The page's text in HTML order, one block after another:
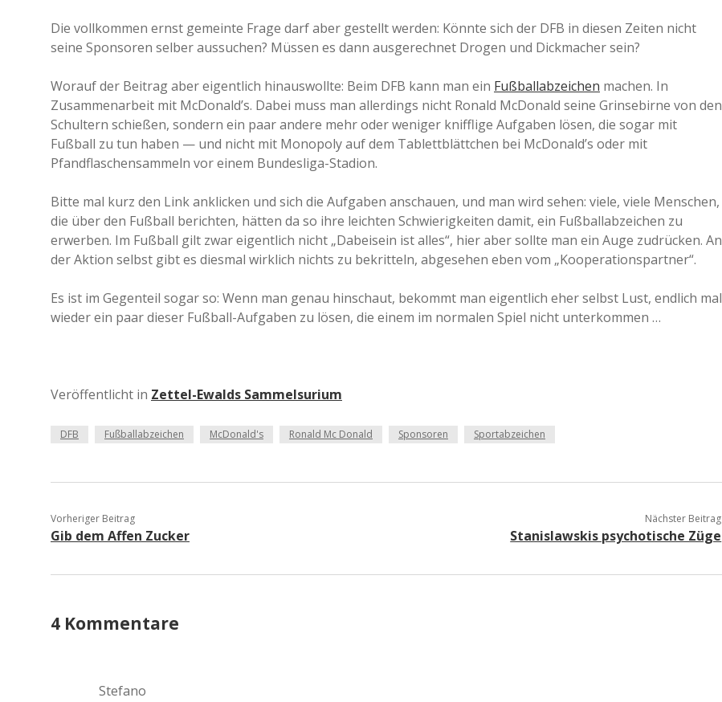
a
a
d
e
Die vollkommen ernst gemeinte Frage darf aber gestellt werden: Könnte sich der DFB in diesen Zeiten nicht
seine Sponsoren selber aussuchen? Müssen es dann ausgerechnet Drogen und Dickmacher sein?
Worauf der Beitrag aber eigentlich hinauswollte: Beim DFB kann man ein Fußballabzeichen machen. In
Zusammenarbeit mit McDonald’s. Dabei muss man allerdings nicht Ronald McDonald seine Grinsebirne von den
Schultern schießen, sondern ein paar andere mehr oder weniger knifflige Aufgaben lösen, die sogar mit
Fußball zu tun haben — und nicht mit Monopoly auf dem Tablettblättchen bei McDonald’s oder mit
Pfandflaschensammeln vor einem Bundesliga-Stadion.
Bitte mal kurz den Link anklicken und sich die Aufgaben anschauen, und man wird sehen: viele, viele Menschen,
die über den Fußball berichten, hätten da so ihre leichten Schwierigkeiten damit, ein Fußballabzeichen zu
erwerben. Im Fußball gilt zwar eigentlich nicht „Dabeisein ist alles“, hier aber sollte man ein Auge zudrücken. An
der Aktion selbst gibt es diesmal wirklich nichts zu bekritteln, abgesehen eben vom „Kooperationspartner“.
Es ist im Gegenteil sogar so: Wenn man genau hinschaut, bekommt man eigentlich eher selbst Lust, endlich mal
wieder ein paar dieser Fußball-Aufgaben zu lösen, die einem im normalen Spiel nicht unterkommen …
Veröffentlicht in Zettel-Ewalds Sammelsurium
DFB Fußballabzeichen McDonald's Ronald Mc Donald Sponsoren Sportabzeichen
Vorheriger Beitrag
Gib dem Affen Zucker
Nächster Beitrag
Stanislawskis psychotische Züge
4 Kommentare
Stefano